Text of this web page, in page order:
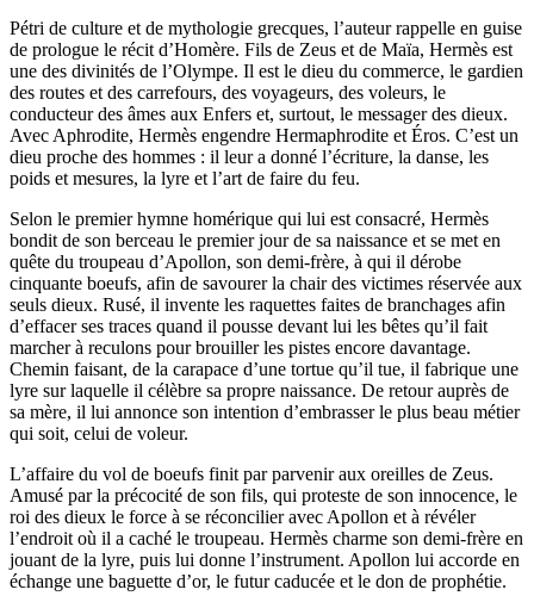
Pétri de culture et de mythologie grecques, l’auteur rappelle en guise
de prologue le récit d’Homère. Fils de Zeus et de Maïa, Hermès est
une des divinités de l’Olympe. Il est le dieu du commerce, le gardien
des routes et des carrefours, des voyageurs, des voleurs, le
conducteur des âmes aux Enfers et, surtout, le messager des dieux.
Avec Aphrodite, Hermès engendre Hermaphrodite et Éros. C’est un
dieu proche des hommes : il leur a donné l’écriture, la danse, les
poids et mesures, la lyre et l’art de faire du feu.
Selon le premier hymne homérique qui lui est consacré, Hermès
bondit de son berceau le premier jour de sa naissance et se met en
quête du troupeau d’Apollon, son demi-frère, à qui il dérobe
cinquante boeufs, afin de savourer la chair des victimes réservée aux
seuls dieux. Rusé, il invente les raquettes faites de branchages afin
d’effacer ses traces quand il pousse devant lui les bêtes qu’il fait
marcher à reculons pour brouiller les pistes encore davantage.
Chemin faisant, de la carapace d’une tortue qu’il tue, il fabrique une
lyre sur laquelle il célèbre sa propre naissance. De retour auprès de
sa mère, il lui annonce son intention d’embrasser le plus beau métier
qui soit, celui de voleur.
L’affaire du vol de boeufs finit par parvenir aux oreilles de Zeus.
Amusé par la précocité de son fils, qui proteste de son innocence, le
roi des dieux le force à se réconcilier avec Apollon et à révéler
l’endroit où il a caché le troupeau. Hermès charme son demi-frère en
jouant de la lyre, puis lui donne l’instrument. Apollon lui accorde en
échange une baguette d’or, le futur caducée et le don de prophétie.